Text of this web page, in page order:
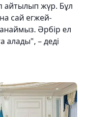
айтылып жүр. Бұл
сай егжей-
Әрбір ел
алады", – деді